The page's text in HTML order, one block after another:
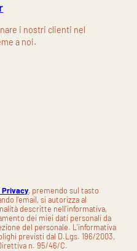
i nostri clienti nel
a noi.
Privacy, premendo sul tasto
l’email, si autorizza al
descritte nell’informativa,
dei miei dati personali da
del personale. L’informativa
previsti dal D.Lgs. 196/2003,
n. 95/46/C.